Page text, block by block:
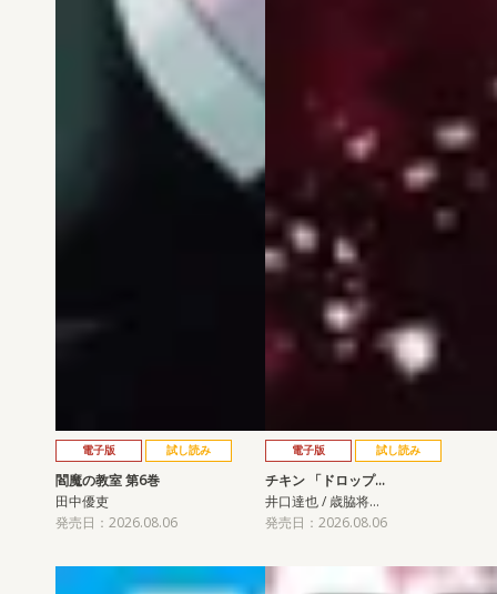
電子版 試し読み
閻魔の教室 第6巻
田中優吏
発売日：2026.08.06
電子版 試し読み
チキン 「ドロップ…
井口達也 / 歳脇将…
発売日：2026.08.06